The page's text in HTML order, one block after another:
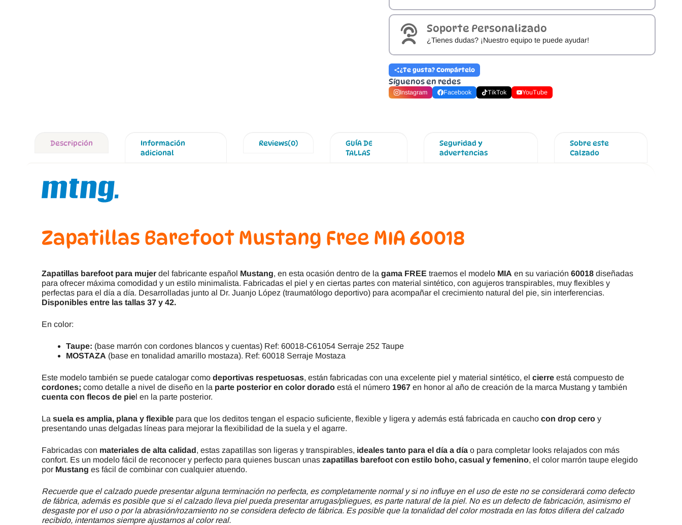
Soporte Personalizado
¿Tienes dudas? ¡Nuestro equipo te puede ayudar!
¿Te gusta? Compártelo
Síguenos en redes
Instagram Facebook TikTok YouTube
Descripción
Información
adicional
Reviews(0)
GUÍA DE
TALLAS
Seguridad y
advertencias
Sobre este
Calzado
Zapatillas Barefoot Mustang Free MIA 60018
Zapatillas barefoot para mujer del fabricante español Mustang, en esta ocasión dentro de la gama FREE traemos el modelo MIA en su variación 60018 diseñadas
para ofrecer máxima comodidad y un estilo minimalista. Fabricadas el piel y en ciertas partes con material sintético, con agujeros transpirables, muy flexibles y
perfectas para el día a día. Desarrolladas junto al Dr. Juanjo López (traumatólogo deportivo) para acompañar el crecimiento natural del pie, sin interferencias.
Disponibles entre las tallas 37 y 42.
En color:
Taupe: (base marrón con cordones blancos y cuentas) Ref: 60018-C61054 Serraje 252 Taupe
MOSTAZA (base en tonalidad amarillo mostaza). Ref: 60018 Serraje Mostaza
Este modelo también se puede catalogar como deportivas respetuosas, están fabricadas con una excelente piel y material sintético, el cierre está compuesto de
cordones; como detalle a nivel de diseño en la parte posterior en color dorado está el número 1967 en honor al año de creación de la marca Mustang y también
cuenta con flecos de piel en la parte posterior.
La suela es amplia, plana y flexible para que los deditos tengan el espacio suficiente, flexible y ligera y además está fabricada en caucho con drop cero y
presentando unas delgadas líneas para mejorar la flexibilidad de la suela y el agarre.
Fabricadas con materiales de alta calidad, estas zapatillas son ligeras y transpirables, ideales tanto para el día a día o para completar looks relajados con más
confort. Es un modelo fácil de reconocer y perfecto para quienes buscan unas zapatillas barefoot con estilo boho, casual y femenino, el color marrón taupe elegido
por Mustang es fácil de combinar con cualquier atuendo.
Recuerde que el calzado puede presentar alguna terminación no perfecta, es completamente normal y si no influye en el uso de este no se considerará como defecto
de fábrica, además es posible que si el calzado lleva piel pueda presentar arrugas/pliegues, es parte natural de la piel. No es un defecto de fabricación, asimismo el
desgaste por el uso o por la abrasión/rozamiento no se considera defecto de fábrica. Es posible que la tonalidad del color mostrada en las fotos difiera del calzado
recibido, intentamos siempre ajustarnos al color real.